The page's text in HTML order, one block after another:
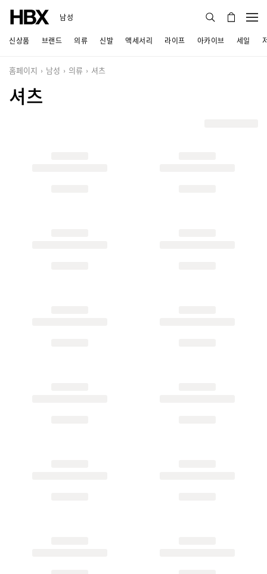
남성
신상품 브랜드 의류 신발 액세서리 라이프 아카이브 세일
홈페이지 남성 의류 셔츠
셔츠